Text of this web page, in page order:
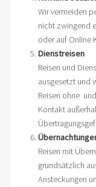
Wir vermeiden
nicht zwingend
oder auf Online
Dienstreisen
Reisen und
ausgesetzt und
Reisen ohne
Kontakt
Reisen mit
grundsätzlich
Ansteckungen